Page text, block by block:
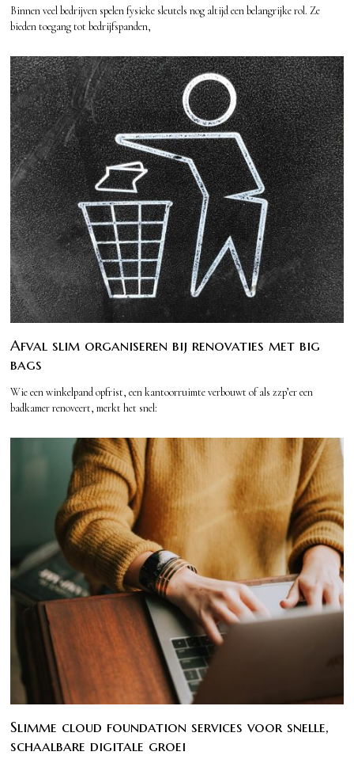
Binnen veel bedrijven spelen fysieke sleutels nog altijd een belangrijke rol. Ze
bieden toegang tot bedrijfspanden,
Afval slim organiseren bij renovaties met big
bags
Wie een winkelpand opfrist, een kantoorruimte verbouwt of als zzp’er een
badkamer renoveert, merkt het snel:
Slimme cloud foundation services voor snelle,
schaalbare digitale groei